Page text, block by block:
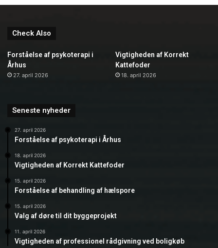
Check Also
Forståelse af psykoterapi i
Århus
27. april 2026
Vigtigheden af Korrekt
Kattefoder
18. april 2026
Seneste nyheder
27. april 2026
Forståelse af psykoterapi i Århus
18. april 2026
Vigtigheden af Korrekt Kattefoder
15. april 2026
Forståelse af behandling af hælspore
15. april 2026
Valg af døre til dit byggeprojekt
11. april 2026
Vigtigheden af professionel rådgivning ved boligkøb